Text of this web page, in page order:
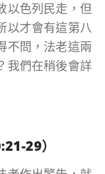
以色列民走，但
以才會有這第八
不問，法老這兩
我們在稍後會詳
29）